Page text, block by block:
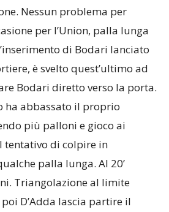
Nessun problema per
per l’Union, palla lunga
di Bodari lanciato
è svelto quest’ultimo ad
Bodari diretto verso la porta.
ha abbassato il proprio
più palloni e gioco ai
tentativo di colpire in
palla lunga. Al 20’
Triangolazione al limite
D’Adda lascia partire il